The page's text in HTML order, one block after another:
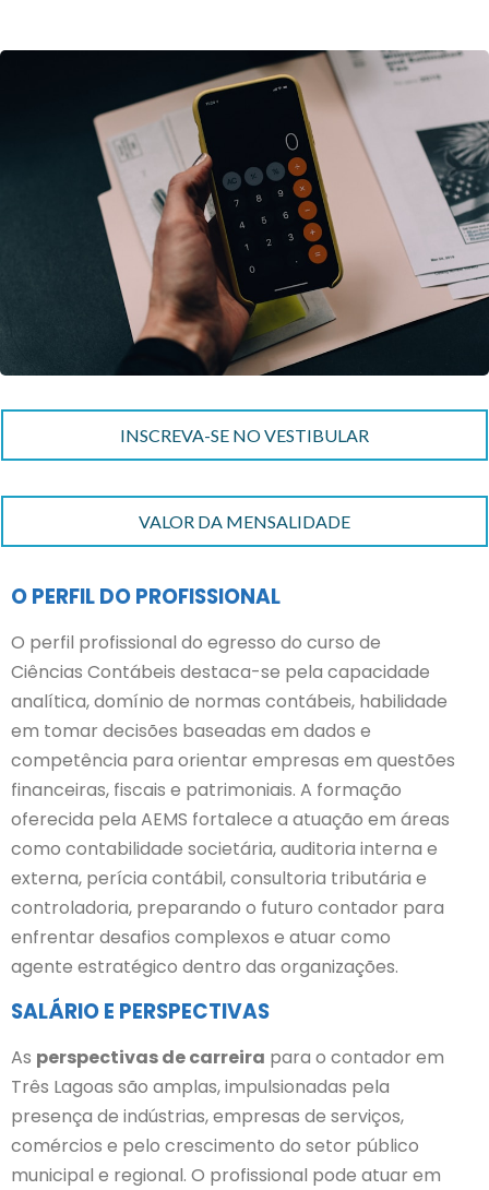
INSCREVA-SE NO VESTIBULAR
VALOR DA MENSALIDADE
O PERFIL DO PROFISSIONAL
O perfil profissional do egresso do curso de
Ciências Contábeis destaca-se pela capacidade
analítica, domínio de normas contábeis, habilidade
em tomar decisões baseadas em dados e
competência para orientar empresas em questões
financeiras, fiscais e patrimoniais. A formação
oferecida pela AEMS fortalece a atuação em áreas
como contabilidade societária, auditoria interna e
externa, perícia contábil, consultoria tributária e
controladoria, preparando o futuro contador para
enfrentar desafios complexos e atuar como
agente estratégico dentro das organizações.
SALÁRIO E PERSPECTIVAS
As perspectivas de carreira para o contador em
Três Lagoas são amplas, impulsionadas pela
presença de indústrias, empresas de serviços,
comércios e pelo crescimento do setor público
municipal e regional. O profissional pode atuar em